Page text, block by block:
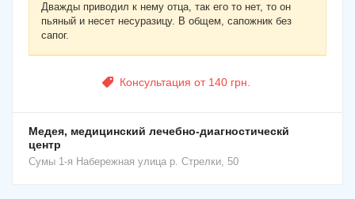
Дважды приводил к нему отца, так его то нет, то он
пьяный и несет несуразицу. В общем, сапожник без
сапог.
Консультация от 140 грн.
Медея, медицинский лечебно-диагностическй
центр
Сумы 1-я Набережная улица р. Стрелки, 50